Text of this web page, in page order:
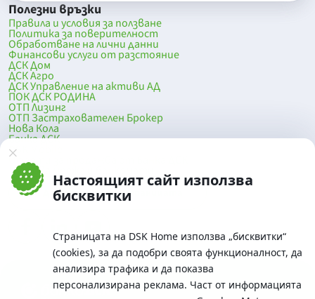
Настоящият сайт използва
бисквитки
Страницата на DSK Home използва „бисквитки“
(cookies), за да подобри своята функционалност, да
анализира трафика и да показва
персонализирана реклама. Част от информацията
Полезни връзки
Правила и условия за ползване
Политика за поверителност
Обработване на лични данни
Финансови услуги от разстояние
ДСК Дом
ДСК Агро
ДСК Управление на активи АД
ПОК ДСК РОДИНА
ОТП Лизинг
ОТП Застрахователен Брокер
Нова Кола
Банка ДСК
DSK Mobile
Оферти за продажба от Банка ДСК
Клонова мрежа и банкомати
До началото на страницата